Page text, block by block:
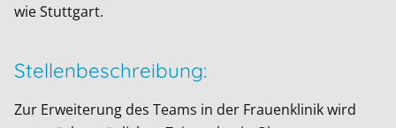
wie Stuttgart.
Stellenbeschreibung:
Zur Erweiterung des Teams in der Frauenklinik wird